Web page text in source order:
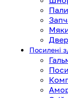
Посилені